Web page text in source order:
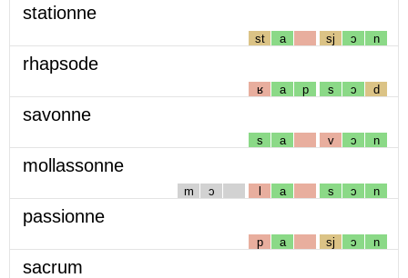
stationne
st a sj ɔ n
rhapsode
ʁ a p s ɔ d
savonne
s a v ɔ n
mollassonne
m ɔ l a s ɔ n
passionne
p a sj ɔ n
sacrum